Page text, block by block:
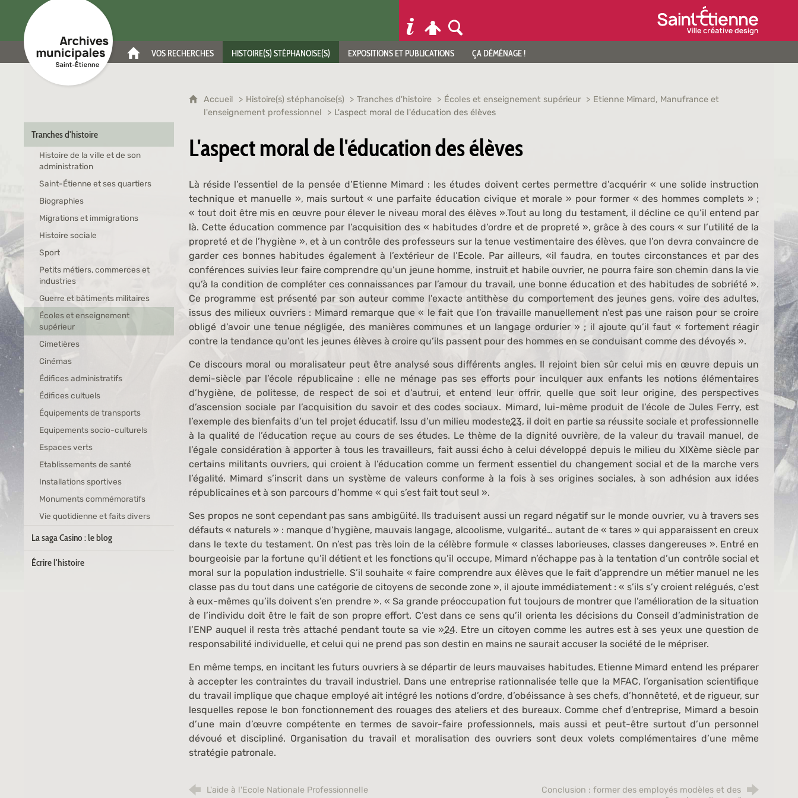
Archives municipales de Saint-Étienne
ACCUEIL
VOS RECHERCHES HISTOIRE(S) STÉPHANOISE(S) EXPOSITIONS ET PUBLICATIONS ÇA DÉMÉNAGE !
Tranches d'histoire
Histoire de la ville et de son
administration
Saint-Étienne et ses quartiers
Biographies
Migrations et immigrations
Histoire sociale
Sport
Petits métiers, commerces et
industries
Guerre et bâtiments militaires
Écoles et enseignement
supérieur
Cimetières
Cinémas
Édifices administratifs
Édifices cultuels
Équipements de transports
Equipements socio-culturels
Espaces verts
Etablissements de santé
Installations sportives
Monuments commémoratifs
Vie quotidienne et faits divers
La saga Casino : le blog
Écrire l'histoire
Accueil Histoire(s) stéphanoise(s) Tranches d'histoire Écoles et enseignement supérieur
Etienne Mimard, Manufrance et
l'enseignement professionnel
L'aspect moral de l'éducation des élèves
L'aspect moral de l'éducation des élèves
Là réside l’essentiel de la pensée d’Etienne Mimard : les études doivent certes permettre d’acquérir « une solide instruction
technique et manuelle », mais surtout « une parfaite éducation civique et morale » pour former « des hommes complets » ;
« tout doit être mis en œuvre pour élever le niveau moral des élèves ».Tout au long du testament, il décline ce qu’il entend par
là. Cette éducation commence par l’acquisition des « habitudes d’ordre et de propreté », grâce à des cours « sur l’utilité de la
propreté et de l’hygiène », et à un contrôle des professeurs sur la tenue vestimentaire des élèves, que l’on devra convaincre de
garder ces bonnes habitudes également à l’extérieur de l’Ecole. Par ailleurs, «il faudra, en toutes circonstances et par des
conférences suivies leur faire comprendre qu’un jeune homme, instruit et habile ouvrier, ne pourra faire son chemin dans la vie
qu’à la condition de compléter ces connaissances par l’amour du travail, une bonne éducation et des habitudes de sobriété ».
Ce programme est présenté par son auteur comme l’exacte antithèse du comportement des jeunes gens, voire des adultes,
issus des milieux ouvriers : Mimard remarque que « le fait que l’on travaille manuellement n’est pas une raison pour se croire
obligé d’avoir une tenue négligée, des manières communes et un langage ordurier » ; il ajoute qu’il faut « fortement réagir
contre la tendance qu’ont les jeunes élèves à croire qu’ils passent pour des hommes en se conduisant comme des dévoyés ».
Ce discours moral ou moralisateur peut être analysé sous différents angles. Il rejoint bien sûr celui mis en œuvre depuis un
demi-siècle par l’école républicaine : elle ne ménage pas ses efforts pour inculquer aux enfants les notions élémentaires
d’hygiène, de politesse, de respect de soi et d’autrui, et entend leur offrir, quelle que soit leur origine, des perspectives
d’ascension sociale par l’acquisition du savoir et des codes sociaux. Mimard, lui-même produit de l’école de Jules Ferry, est
l’exemple des bienfaits d’un tel projet éducatif. Issu d’un milieu modeste23, il doit en partie sa réussite sociale et professionnelle
à la qualité de l’éducation reçue au cours de ses études. Le thème de la dignité ouvrière, de la valeur du travail manuel, de
l’égale considération à apporter à tous les travailleurs, fait aussi écho à celui développé depuis le milieu du XIXème siècle par
certains militants ouvriers, qui croient à l’éducation comme un ferment essentiel du changement social et de la marche vers
l’égalité. Mimard s’inscrit dans un système de valeurs conforme à la fois à ses origines sociales, à son adhésion aux idées
républicaines et à son parcours d’homme « qui s’est fait tout seul ».
Ses propos ne sont cependant pas sans ambigüité. Ils traduisent aussi un regard négatif sur le monde ouvrier, vu à travers ses
défauts « naturels » : manque d’hygiène, mauvais langage, alcoolisme, vulgarité… autant de « tares » qui apparaissent en creux
dans le texte du testament. On n’est pas très loin de la célèbre formule « classes laborieuses, classes dangereuses ». Entré en
bourgeoisie par la fortune qu’il détient et les fonctions qu’il occupe, Mimard n’échappe pas à la tentation d’un contrôle social et
moral sur la population industrielle. S’il souhaite « faire comprendre aux élèves que le fait d’apprendre un métier manuel ne les
classe pas du tout dans une catégorie de citoyens de seconde zone », il ajoute immédiatement : « s’ils s’y croient relégués, c’est
à eux-mêmes qu’ils doivent s’en prendre ». « Sa grande préoccupation fut toujours de montrer que l’amélioration de la situation
de l’individu doit être le fait de son propre effort. C’est dans ce sens qu’il orienta les décisions du Conseil d’administration de
l’ENP auquel il resta très attaché pendant toute sa vie »24. Etre un citoyen comme les autres est à ses yeux une question de
responsabilité individuelle, et celui qui ne prend pas son destin en mains ne saurait accuser la société de le mépriser.
En même temps, en incitant les futurs ouvriers à se départir de leurs mauvaises habitudes, Etienne Mimard entend les préparer
à accepter les contraintes du travail industriel. Dans une entreprise rationnalisée telle que la MFAC, l’organisation scientifique
du travail implique que chaque employé ait intégré les notions d’ordre, d’obéissance à ses chefs, d’honnêteté, et de rigueur, sur
lesquelles repose le bon fonctionnement des rouages des ateliers et des bureaux. Comme chef d’entreprise, Mimard a besoin
d’une main d’œuvre compétente en termes de savoir-faire professionnels, mais aussi et peut-être surtout d’un personnel
dévoué et discipliné. Organisation du travail et moralisation des ouvriers sont deux volets complémentaires d’une même
stratégie patronale.
L'aide à l'Ecole Nationale Professionnelle
Conclusion : former des employés modèles et des